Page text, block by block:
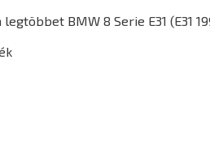
legtöbbet BMW 8 Serie E31 (E31